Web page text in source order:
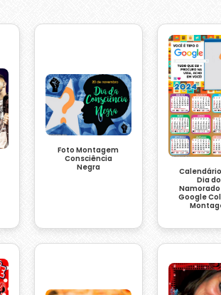
Foto Montagem
Consciência
Negra
Dia
Google